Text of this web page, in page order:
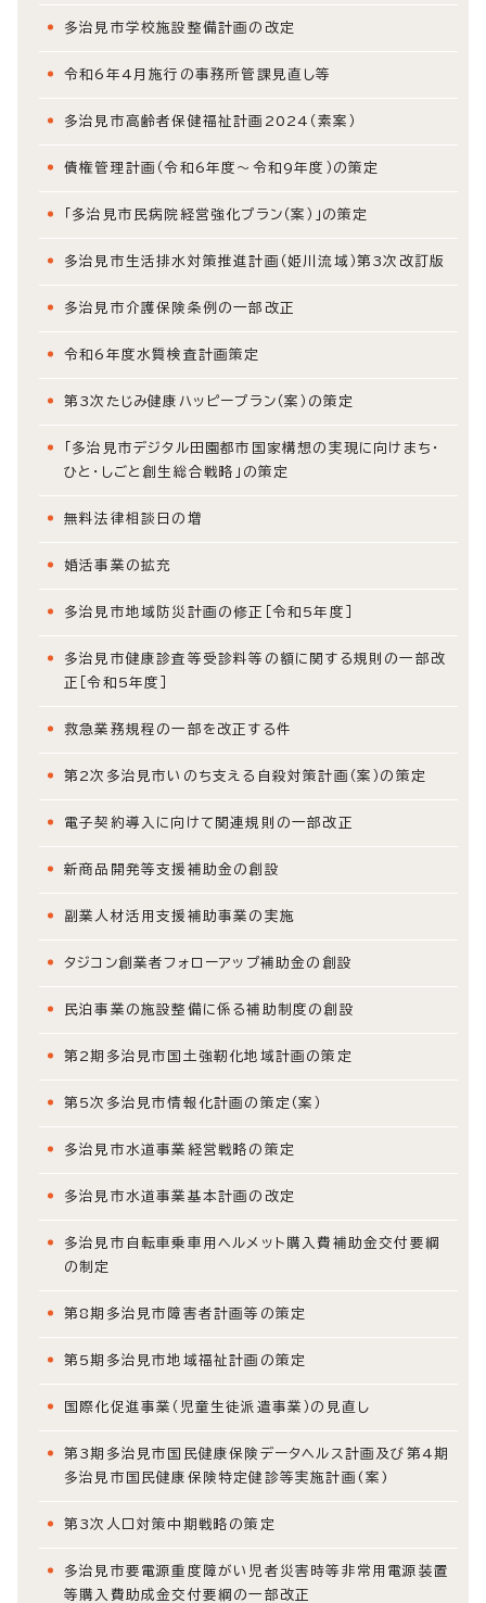
多治見市学校施設整備計画の改定
令和6年4月施行の事務所管課見直し等
多治見市高齢者保健福祉計画2024（素案）
債権管理計画（令和6年度～令和9年度）の策定
「多治見市民病院経営強化プラン（案）」の策定
多治見市生活排水対策推進計画（姫川流域）第3次改訂版
多治見市介護保険条例の一部改正
令和6年度水質検査計画策定
第3次たじみ健康ハッピープラン（案）の策定
「多治見市デジタル田園都市国家構想の実現に向けまち・
ひと・しごと創生総合戦略」の策定
無料法律相談日の増
婚活事業の拡充
多治見市地域防災計画の修正［令和5年度］
多治見市健康診査等受診料等の額に関する規則の一部改
正［令和5年度］
救急業務規程の一部を改正する件
第2次多治見市いのち支える自殺対策計画（案）の策定
電子契約導入に向けて関連規則の一部改正
新商品開発等支援補助金の創設
副業人材活用支援補助事業の実施
タジコン創業者フォローアップ補助金の創設
民泊事業の施設整備に係る補助制度の創設
第2期多治見市国土強靭化地域計画の策定
第5次多治見市情報化計画の策定（案）
多治見市水道事業経営戦略の策定
多治見市水道事業基本計画の改定
多治見市自転車乗車用ヘルメット購入費補助金交付要綱
の制定
第8期多治見市障害者計画等の策定
第5期多治見市地域福祉計画の策定
国際化促進事業（児童生徒派遣事業）の見直し
第3期多治見市国民健康保険データヘルス計画及び第4期
多治見市国民健康保険特定健診等実施計画(案)
第3次人口対策中期戦略の策定
多治見市要電源重度障がい児者災害時等非常用電源装置
等購入費助成金交付要綱の一部改正